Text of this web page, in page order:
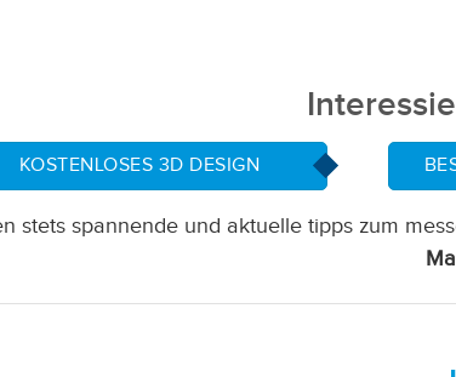
KOSTENLOSES 3D DESIGN
stets spannende und aktuelle tipps zum